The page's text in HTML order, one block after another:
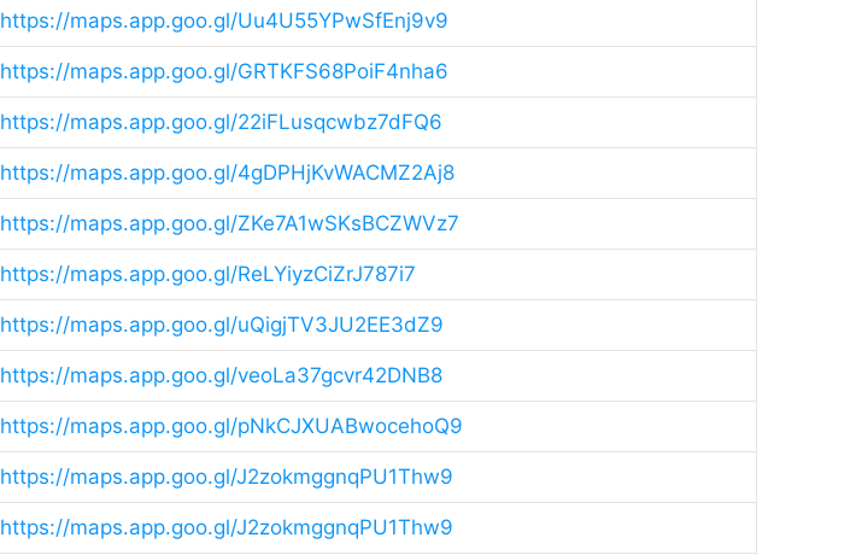
https://maps.app.goo.gl/Uu4U55YPwSfEnj9v9
https://maps.app.goo.gl/GRTKFS68PoiF4nha6
https://maps.app.goo.gl/22iFLusqcwbz7dFQ6
https://maps.app.goo.gl/4gDPHjKvWACMZ2Aj8
https://maps.app.goo.gl/ZKe7A1wSKsBCZWVz7
https://maps.app.goo.gl/ReLYiyzCiZrJ787i7
https://maps.app.goo.gl/uQigjTV3JU2EE3dZ9
https://maps.app.goo.gl/veoLa37gcvr42DNB8
https://maps.app.goo.gl/pNkCJXUABwocehoQ9
https://maps.app.goo.gl/J2zokmggnqPU1Thw9
https://maps.app.goo.gl/J2zokmggnqPU1Thw9